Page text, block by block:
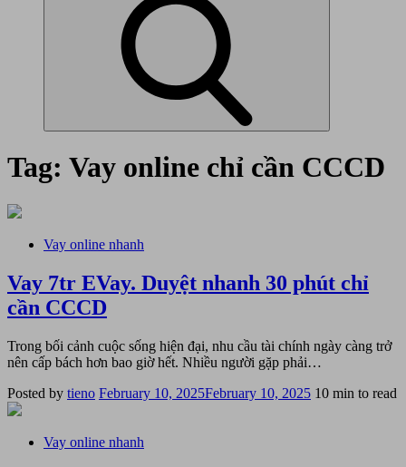
Tag: Vay online chỉ cần CCCD
Vay online nhanh
Vay 7tr EVay. Duyệt nhanh 30 phút chỉ
cần CCCD
Trong bối cảnh cuộc sống hiện đại, nhu cầu tài chính ngày càng trở
nên cấp bách hơn bao giờ hết. Nhiều người gặp phải…
Posted by tieno Posted
February 10, 2025February 10, 2025 10 min to read
Vay online nhanh